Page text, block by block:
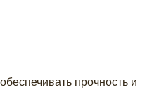
прочность и